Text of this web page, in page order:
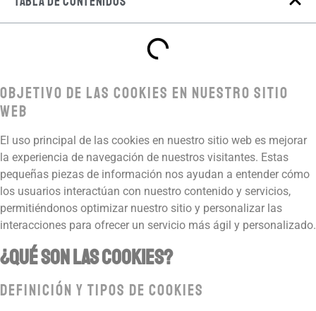
Objetivo de las Cookies en Nuestro Sitio
Web
El uso principal de las cookies en nuestro sitio web es mejorar
la experiencia de navegación de nuestros visitantes. Estas
pequeñas piezas de información nos ayudan a entender cómo
los usuarios interactúan con nuestro contenido y servicios,
permitiéndonos optimizar nuestro sitio y personalizar las
interacciones para ofrecer un servicio más ágil y personalizado.
¿Qué Son las Cookies?
Definición y Tipos de Cookies